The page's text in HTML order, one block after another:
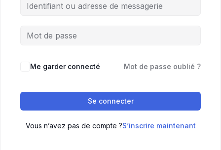
Me garder connecté Mot de passe oublié ?
Se connecter
Vous n’avez pas de compte ?S’inscrire maintenant